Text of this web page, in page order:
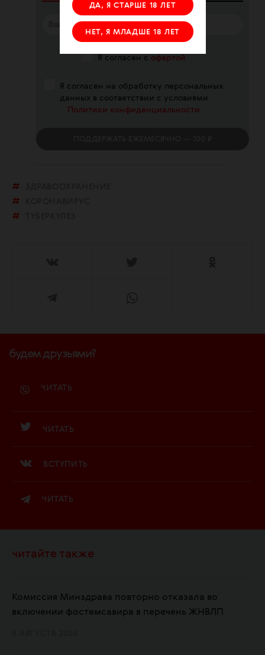
ДА, Я СТАРШЕ 18 ЛЕТ
НЕТ, Я МЛАДШЕ 18 ЛЕТ
Я согласен с офертой
Я согласен на обработку персональных
данных в соответствии с условиями
Политики конфиденциальности
будем друзьями?
ЧИТАТЬ
ЧИТАТЬ
ВСТУПИТЬ
ЧИТАТЬ
читайте также
Комиссия Минздрава повторно отказала во
включении фостемсавира в перечень ЖНВЛП